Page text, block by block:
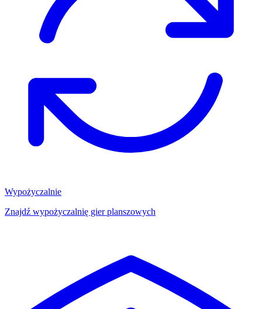
Wypożyczalnie
Znajdź wypożyczalnię gier planszowych